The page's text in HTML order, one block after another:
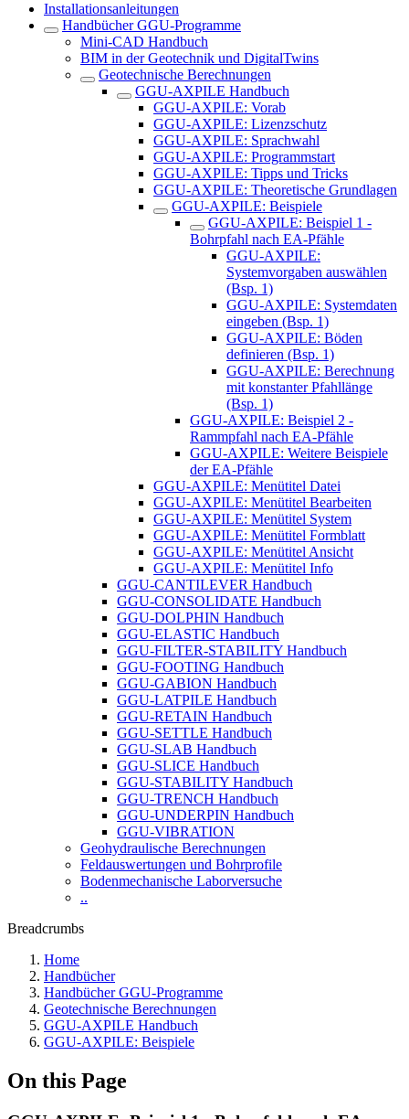
Installationsanleitungen
Handbücher GGU-Programme
Mini-CAD Handbuch
BIM in der Geotechnik und DigitalTwins
Geotechnische Berechnungen
GGU-AXPILE Handbuch
GGU-AXPILE: Vorab
GGU-AXPILE: Lizenzschutz
GGU-AXPILE: Sprachwahl
GGU-AXPILE: Programmstart
GGU-AXPILE: Tipps und Tricks
GGU-AXPILE: Theoretische Grundlagen
GGU-AXPILE: Beispiele
GGU-AXPILE: Beispiel 1 -
Bohrpfahl nach EA-Pfähle
GGU-AXPILE:
Systemvorgaben auswählen
(Bsp. 1)
GGU-AXPILE: Systemdaten
eingeben (Bsp. 1)
GGU-AXPILE: Böden
definieren (Bsp. 1)
GGU-AXPILE: Berechnung
mit konstanter Pfahllänge
(Bsp. 1)
GGU-AXPILE: Beispiel 2 -
Rammpfahl nach EA-Pfähle
GGU-AXPILE: Weitere Beispiele
der EA-Pfähle
GGU-AXPILE: Menütitel Datei
GGU-AXPILE: Menütitel Bearbeiten
GGU-AXPILE: Menütitel System
GGU-AXPILE: Menütitel Formblatt
GGU-AXPILE: Menütitel Ansicht
GGU-AXPILE: Menütitel Info
GGU-CANTILEVER Handbuch
GGU-CONSOLIDATE Handbuch
GGU-DOLPHIN Handbuch
GGU-ELASTIC Handbuch
GGU-FILTER-STABILITY Handbuch
GGU-FOOTING Handbuch
GGU-GABION Handbuch
GGU-LATPILE Handbuch
GGU-RETAIN Handbuch
GGU-SETTLE Handbuch
GGU-SLAB Handbuch
GGU-SLICE Handbuch
GGU-STABILITY Handbuch
GGU-TRENCH Handbuch
GGU-UNDERPIN Handbuch
GGU-VIBRATION
Geohydraulische Berechnungen
Feldauswertungen und Bohrprofile
Bodenmechanische Laborversuche
..
Breadcrumbs
Home
Handbücher
Handbücher GGU-Programme
Geotechnische Berechnungen
GGU-AXPILE Handbuch
GGU-AXPILE: Beispiele
On this Page